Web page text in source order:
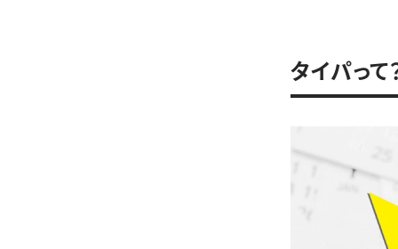
タイパって